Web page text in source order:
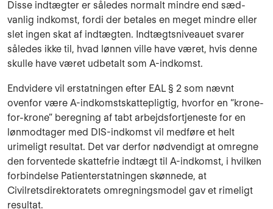
Disse indtægter er således normalt mindre end sæd­
vanlig indkomst, fordi der betales en meget mindre eller
slet ingen skat af indtæg­ten. Indtægtsniveauet sva­rer
således ikke til, hvad lønnen ville have været, hvis denne
skulle have været udbetalt som A-indkomst.
Endvidere vil erstatningen efter EAL § 2 som nævnt
ovenfor være A-indkomstskat­tepligtig, hvorfor en “krone-
for-krone” beregning af tabt arbejdsfortjeneste for en
lønmodtager med DIS-indkomst vil medføre et helt
urimeligt resultat. Det var derfor nødvendigt at omregne
den forventede skattefrie indtægt til A-indkomst, i hvilken
forbindelse Patienterstatningen skønnede, at
Civilretsdirektoratets omregningsmodel gav et rimeligt
resultat.